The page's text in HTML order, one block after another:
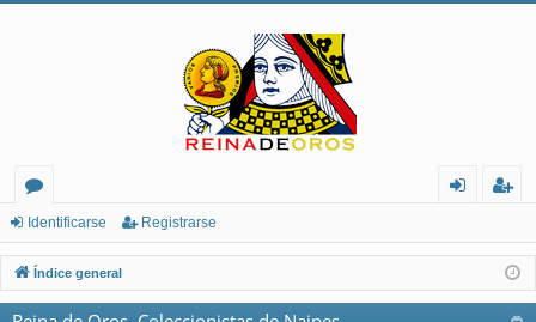
or
os
nt
ifi
ist
ra
Identificarse Registrarse
Índice general